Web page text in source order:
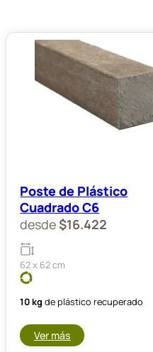
Poste de Plástico
Cuadrado C6
desde$16.422
62 x 62 cm
10 kg de plástico recuperado
Ver más